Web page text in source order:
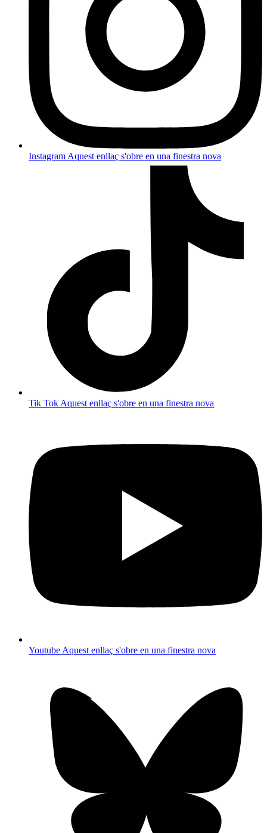
Instagram Aquest enllaç s'obre en una finestra nova
Tik Tok Aquest enllaç s'obre en una finestra nova
Youtube Aquest enllaç s'obre en una finestra nova